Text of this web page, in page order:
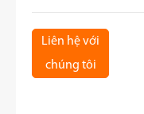
Liên hệ với
chúng tôi